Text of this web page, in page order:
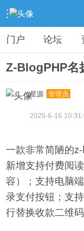
› 分类信息 › 源码模板
门户 论坛
Z-BlogPHP名
星源
管理员
2025-6-16
一款非常简陋的
新增支持付费阅
容）；支持电脑端
录支付按钮；支
行替换收款二维码